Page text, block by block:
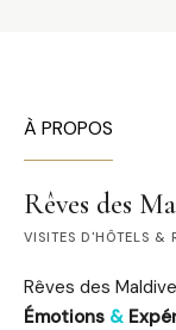
À PROPOS
Rêves des
VISITES D'HÔTELS &
Rêves des
Émotions &